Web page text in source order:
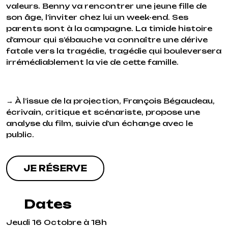
valeurs. Benny va rencontrer une jeune fille de
son âge, l’inviter chez lui un week-end. Ses
parents sont à la campagne. La timide histoire
d’amour qui s’ébauche va connaître une dérive
fatale vers la tragédie, tragédie qui bouleversera
irrémédiablement la vie de cette famille.
→ À l’issue de la projection, François Bégaudeau,
écrivain, critique et scénariste, propose une
analyse du film, suivie d’un échange avec le
public.
JE RÉSERVE
Dates
Jeudi 16 Octobre à 18h